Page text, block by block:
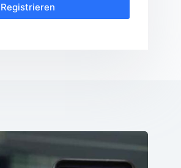
Registrieren